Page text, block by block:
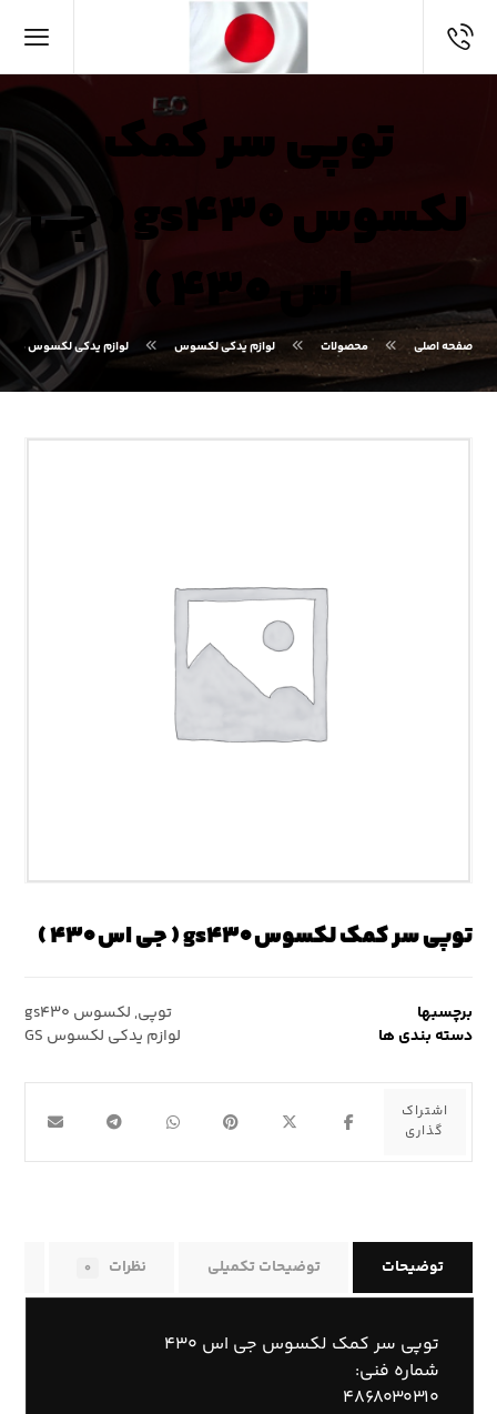
توپی سر کمک
لکسوس gs۴۳۰ ( جی
اس ۴۳۰ )
صفحه اصلی محصولات لوازم یدکی لکسوس لوازم یدکی لکسوس GS
توپی سر کمک لکسوس gs۴۳۰ ( جی اس ۴۳۰ )
برچسبها توپی, لکسوس gs۴۳۰
دسته بندی ها
لوازم یدکی لکسوس GS
توضیحات توضیحات تکمیلی نظرات ۰
توپی سر کمک لکسوس جی اس ۴۳۰
شماره فنی:
۴۸۶۸۰۳۰۳۱۰